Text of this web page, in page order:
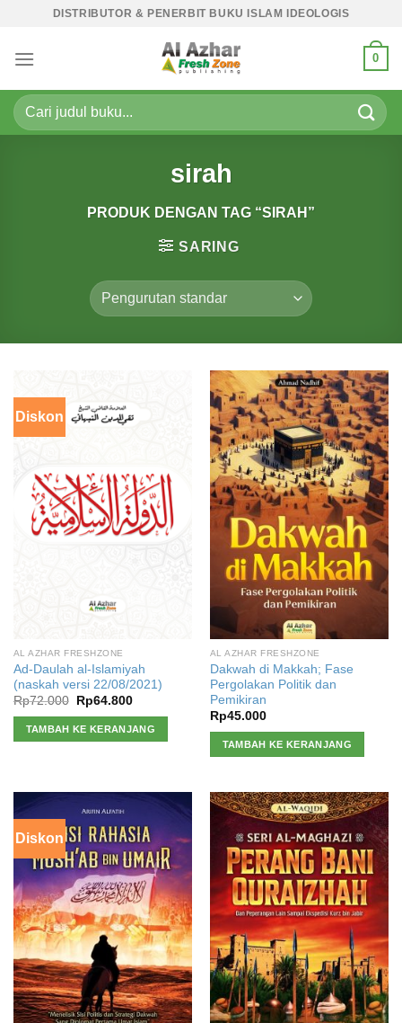
content
DISTRIBUTOR & PENERBIT BUKU ISLAM IDEOLOGIS
0
Pencarian
untuk:
sirah
PRODUK DENGAN TAG “SIRAH”
SARING
Diskon
AL AZHAR FRESHZONE
Ad-Daulah al-Islamiyah
(naskah versi 22/08/2021)
Rp72.000
Harga
aslinya
adalah:
Rp72.000.
Rp64.800Harga
ini
adalah:
TAMBAH KE KERANJANG
AL AZHAR FRESHZONE
Dakwah di Makkah; Fase
Pergolakan Politik dan
Pemikiran
Rp45.000
TAMBAH KE KERANJANG
Diskon